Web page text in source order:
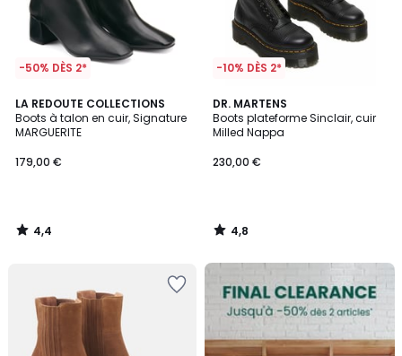
-50% DÈS 2*
LA REDOUTE COLLECTIONS
Boots à talon en cuir, Signature
MARGUERITE
179,00 €
4,4
/ 5
4,4
/
-10% DÈS 2*
DR. MARTENS
Boots plateforme Sinclair, cuir
Milled Nappa
230,00 €
4,8
/ 5
4,8
/
FINAL
CLEARANCE